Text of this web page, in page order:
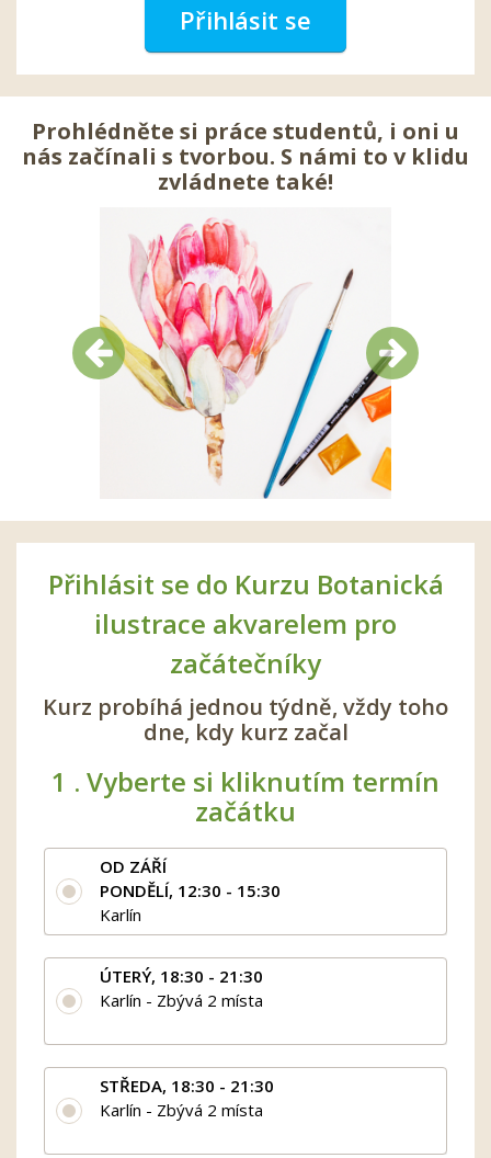
Přihlásit se
Prohlédněte si práce studentů, i oni u
nás začínali s tvorbou. S námi to v klidu
zvládnete také!
Předchozí Další
Přihlásit se do Kurzu Botanická
ilustrace akvarelem pro
začátečníky
Kurz probíhá jednou týdně, vždy toho
dne, kdy kurz začal
1 . Vyberte si kliknutím termín
začátku
OD ZÁŘÍ
PONDĚLÍ, 12:30 - 15:30
Karlín
ÚTERÝ, 18:30 - 21:30
Karlín - Zbývá 2 místa
STŘEDA, 18:30 - 21:30
Karlín - Zbývá 2 místa